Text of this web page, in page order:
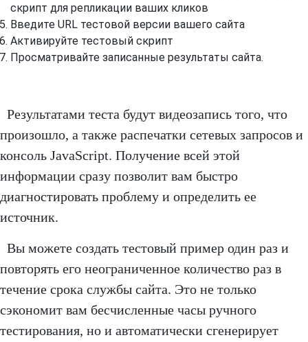
скрипт для репликации ваших кликов
Введите URL тестовой версии вашего сайта
Активируйте тестовый скрипт
Просматривайте записанные результаты сайта.
Результатами теста будут видеозапись того, что
произошло, а также распечатки сетевых запросов и
консоль JavaScript. Получение всей этой
информации сразу позволит вам быстро
диагностировать проблему и определить ее
источник.
Вы можете создать тестовый пример один раз и
повторять его неограниченное количество раз в
течение срока службы сайта. Это не только
сэкономит вам бесчисленные часы ручного
тестирования, но и автоматически сгенерирует